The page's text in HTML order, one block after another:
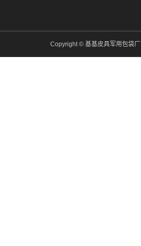
Copyright © 基基皮具军用包袋厂